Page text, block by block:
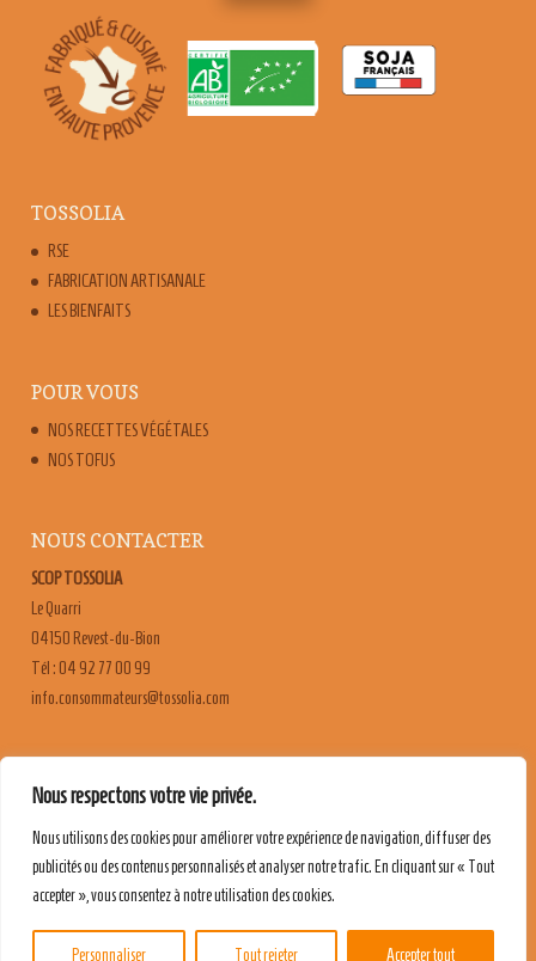
Nous respectons votre vie privée.
Nous utilisons des cookies pour améliorer votre expérience de navigation, diffuser des
publicités ou des contenus personnalisés et analyser notre trafic. En cliquant sur « Tout
accepter », vous consentez à notre utilisation des cookies.
Personnaliser Tout rejeter Accepter tout
TOSSOLIA
RSE
FABRICATION ARTISANALE
LES BIENFAITS
POUR VOUS
NOS RECETTES VÉGÉTALES
NOS TOFUS
NOUS CONTACTER
SCOP TOSSOLIA
Le Quarri
04150 Revest-du-Bion
Tél : 04 92 77 00 99
moc.ailossot@sruetammosnoc.ofni
CONTACT & RECRUTEMENT
MENTIONS LÉGALES
POLITIQUE DE CONFIDENTIALITÉ